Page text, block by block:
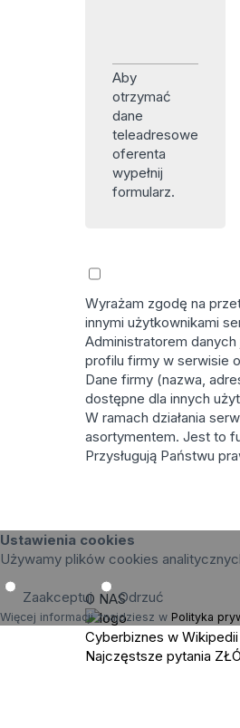
Aby
otrzymać
dane
teleadresowe
oferenta
wypełnij
formularz.
Wyrażam zgodę na
innymi użytkownikami
Administratorem
profilu firmy w serwisie
Dane firmy (nazwa,
dostępne dla innych
W ramach działania
asortymentem. Jest to
Przysługują Państwu
Ustawienia cookies
Używamy plików cookies
Zaakceptuj Odrzuć
Więcej informacji znajdziesz w Polityka
O NAS
Cyberbiznes w Wikipedii
Najczęstsze pytania